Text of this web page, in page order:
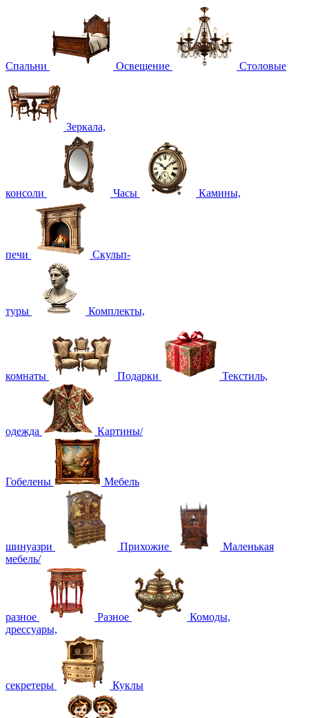
Спальни Освещение Столовые
Зеркала,
консоли Часы Камины,
печи Скульп-
туры Комплекты,
комнаты Подарки Текстиль,
одежда Картины/
Гобелены Мебель
шинуазри Прихожие
Маленькая
мебель/
разное Разное
Комоды,
дрессуары,
секретеры Куклы